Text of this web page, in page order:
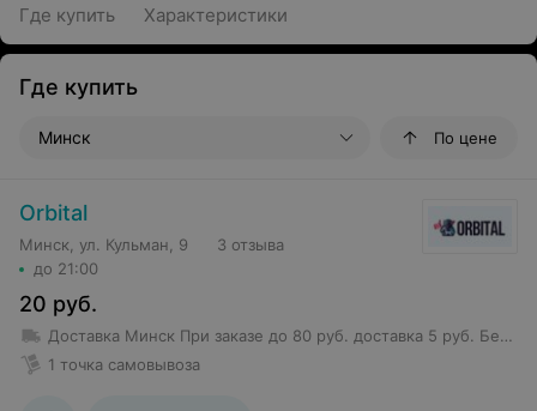
Где купить Характеристики
Где купить
Минск По цене
Orbital
Минск, ул. Кульман, 9
до 21:00
3 отзыва
20 руб.
Доставка Минск При заказе до 80 руб. доставка 5 руб. Бесплатная доставка от 80 руб.
1 точка самовывоза